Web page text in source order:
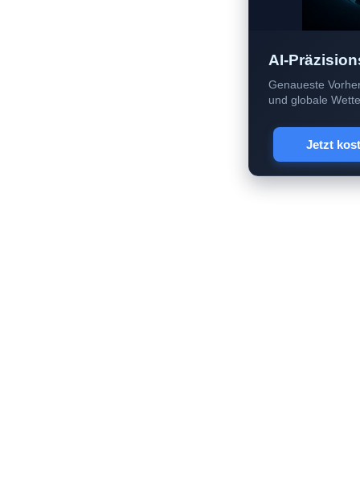
AI-
Genaueste
und globale
Jetzt